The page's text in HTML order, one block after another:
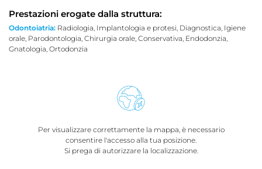
Prestazioni erogate dalla struttura:
Odontoiatria: Radiologia, Implantologia e protesi, Diagnostica, Igiene
orale, Parodontologia, Chirurgia orale, Conservativa, Endodonzia,
Gnatologia, Ortodonzia
Per visualizzare correttamente la mappa, è necessario
consentire l'accesso alla tua posizione.
Si prega di autorizzare la localizzazione.